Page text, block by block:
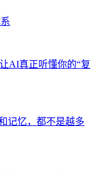
AI真正听懂你的“复
记忆，都不是越多